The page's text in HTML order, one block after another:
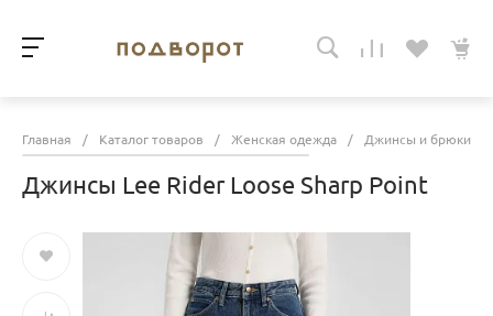
Главная / Каталог товаров / Женская одежда / Джинсы и брюки
Джинсы Lee Rider Loose Sharp Point